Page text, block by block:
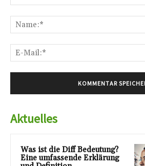
Aktuelles
Was ist die Diff Bedeutung?
Eine umfassende Erklärung